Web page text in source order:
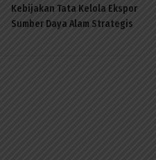
Kebijakan Tata Kelola Ekspor
Sumber Daya Alam Strategis